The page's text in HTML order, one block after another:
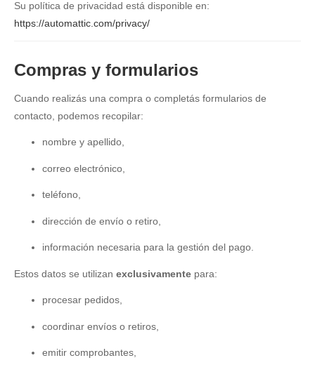
Su política de privacidad está disponible en:
https://automattic.com/privacy/
Compras y formularios
Cuando realizás una compra o completás formularios de
contacto, podemos recopilar:
nombre y apellido,
correo electrónico,
teléfono,
dirección de envío o retiro,
información necesaria para la gestión del pago.
Estos datos se utilizan exclusivamente para:
procesar pedidos,
coordinar envíos o retiros,
emitir comprobantes,